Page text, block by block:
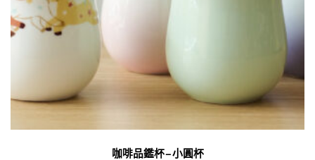
咖啡品鑑杯 – 小圓杯